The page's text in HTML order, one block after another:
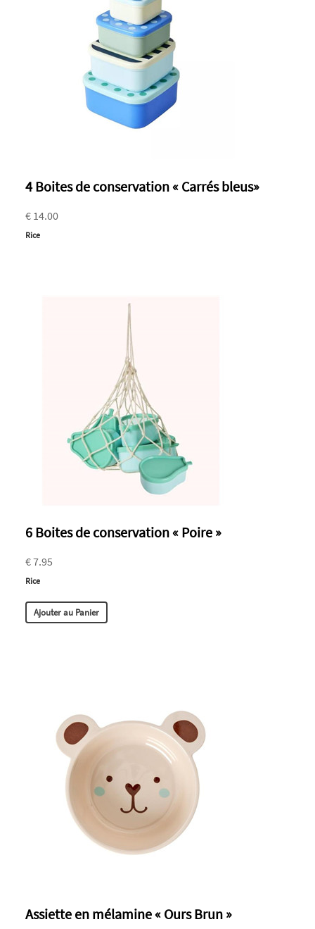
4 Boites de conservation « Carrés bleus»
€ 14.00
Rice
6 Boites de conservation « Poire »
€ 7.95
Rice
Ajouter au Panier
Assiette en mélamine « Ours Brun »